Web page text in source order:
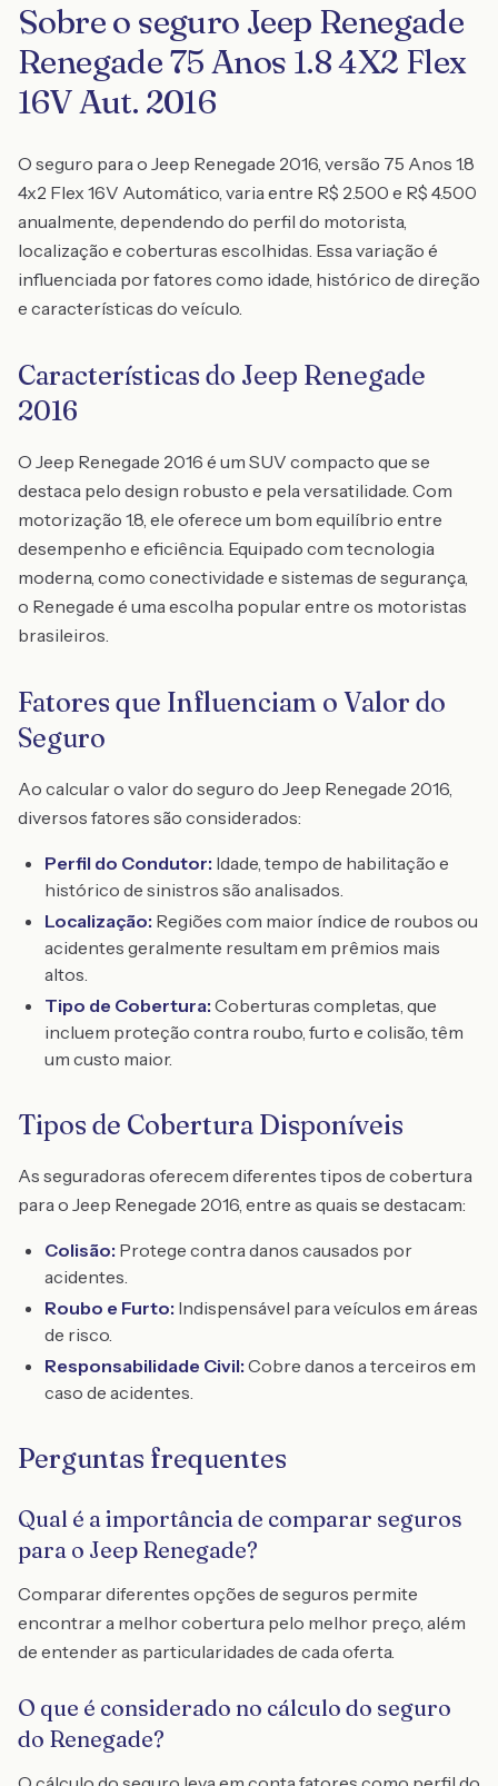
Sobre o seguro Jeep Renegade
Renegade 75 Anos 1.8 4X2 Flex
16V Aut. 2016
O seguro para o Jeep Renegade 2016, versão 75 Anos 1.8
4x2 Flex 16V Automático, varia entre R$ 2.500 e R$ 4.500
anualmente, dependendo do perfil do motorista,
localização e coberturas escolhidas. Essa variação é
influenciada por fatores como idade, histórico de direção
e características do veículo.
Características do Jeep Renegade
2016
O Jeep Renegade 2016 é um SUV compacto que se
destaca pelo design robusto e pela versatilidade. Com
motorização 1.8, ele oferece um bom equilíbrio entre
desempenho e eficiência. Equipado com tecnologia
moderna, como conectividade e sistemas de segurança,
o Renegade é uma escolha popular entre os motoristas
brasileiros.
Fatores que Influenciam o Valor do
Seguro
Ao calcular o valor do seguro do Jeep Renegade 2016,
diversos fatores são considerados:
Perfil do Condutor: Idade, tempo de habilitação e
histórico de sinistros são analisados.
Localização: Regiões com maior índice de roubos ou
acidentes geralmente resultam em prêmios mais
altos.
Tipo de Cobertura: Coberturas completas, que
incluem proteção contra roubo, furto e colisão, têm
um custo maior.
Tipos de Cobertura Disponíveis
As seguradoras oferecem diferentes tipos de cobertura
para o Jeep Renegade 2016, entre as quais se destacam:
Colisão: Protege contra danos causados por
acidentes.
Roubo e Furto: Indispensável para veículos em áreas
de risco.
Responsabilidade Civil: Cobre danos a terceiros em
caso de acidentes.
Perguntas frequentes
Qual é a importância de comparar seguros
para o Jeep Renegade?
Comparar diferentes opções de seguros permite
encontrar a melhor cobertura pelo melhor preço, além
de entender as particularidades de cada oferta.
O que é considerado no cálculo do seguro
do Renegade?